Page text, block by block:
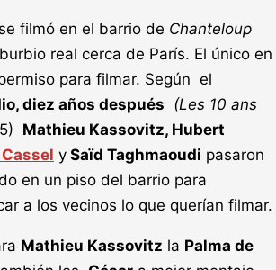
filmó en el barrio de Chanteloup
real cerca de París. El único en
para filmar. Según el
diez años después (Les 10 ans
Mathieu Kassovitz, Hubert
y Saïd Taghmaoudi pasaron
en un piso del barrio para
a los vecinos lo que querían filmar.
Mathieu Kassovitz la Palma de